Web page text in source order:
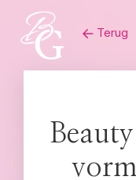
content
Terug